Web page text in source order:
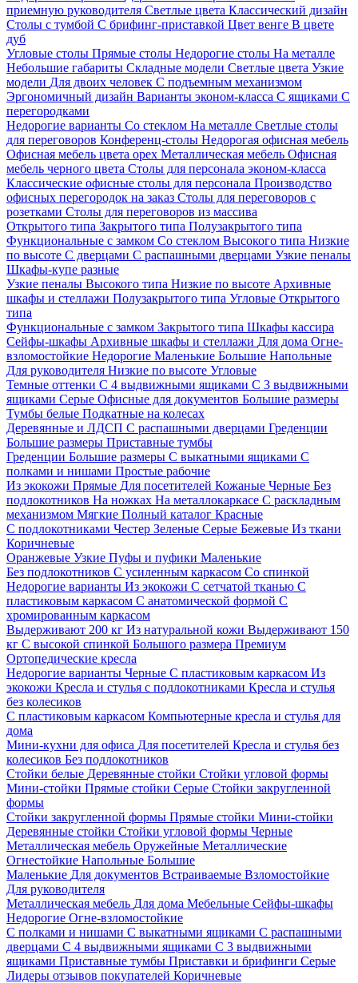
приемную руководителя Светлые цвета Классический дизайн
Столы с тумбой С брифинг-приставкой Цвет венге В цвете
дуб
Угловые столы Прямые столы Недорогие столы На металле
Небольшие габариты Складные модели Светлые цвета Узкие
модели Для двоих человек С подъемным механизмом
Эргономичный дизайн Варианты эконом-класса С ящиками С
перегородками
Недорогие варианты Со стеклом На металле Светлые столы
для переговоров Конференц-столы Недорогая офисная мебель
Офисная мебель цвета орех Металлическая мебель Офисная
мебель черного цвета Столы для персонала эконом-класса
Классические офисные столы для персонала Производство
офисных перегородок на заказ Столы для переговоров с
розетками Столы для переговоров из массива
Открытого типа Закрытого типа Полузакрытого типа
Функциональные с замком Со стеклом Высокого типа Низкие
по высоте С дверцами С распашными дверцами Узкие пеналы
Шкафы-купе разные
Узкие пеналы Высокого типа Низкие по высоте Архивные
шкафы и стеллажи Полузакрытого типа Угловые Открытого
типа
Функциональные с замком Закрытого типа Шкафы кассира
Сейфы-шкафы Архивные шкафы и стеллажи Для дома Огне-
взломостойкие Недорогие Маленькие Большие Напольные
Для руководителя Низкие по высоте Угловые
Темные оттенки С 4 выдвижными ящиками С 3 выдвижными
ящиками Серые Офисные для документов Большие размеры
Тумбы белые Подкатные на колесах
Деревянные и ЛДСП С распашными дверцами Греденции
Большие размеры Приставные тумбы
Греденции Большие размеры С выкатными ящиками С
полками и нишами Простые рабочие
Из экокожи Прямые Для посетителей Кожаные Черные Без
подлокотников На ножках На металлокаркасе С раскладным
механизмом Мягкие Полный каталог Красные
С подлокотниками Честер Зеленые Серые Бежевые Из ткани
Коричневые
Оранжевые Узкие Пуфы и пуфики Маленькие
Без подлокотников С усиленным каркасом Со спинкой
Недорогие варианты Из экокожи С сетчатой тканью С
пластиковым каркасом С анатомической формой С
хромированным каркасом
Выдерживают 200 кг Из натуральной кожи Выдерживают 150
кг С высокой спинкой Большого размера Премиум
Ортопедические кресла
Недорогие варианты Черные С пластиковым каркасом Из
экокожи Кресла и стулья с подлокотниками Кресла и стулья
без колесиков
С пластиковым каркасом Компьютерные кресла и стулья для
дома
Мини-кухни для офиса Для посетителей Кресла и стулья без
колесиков Без подлокотников
Стойки белые Деревянные стойки Стойки угловой формы
Мини-стойки Прямые стойки Серые Стойки закругленной
формы
Стойки закругленной формы Прямые стойки Мини-стойки
Деревянные стойки Стойки угловой формы Черные
Металлическая мебель Оружейные Металлические
Огнестойкие Напольные Большие
Маленькие Для документов Встраиваемые Взломостойкие
Для руководителя
Металлическая мебель Для дома Мебельные Сейфы-шкафы
Недорогие Огне-взломостойкие
С полками и нишами С выкатными ящиками С распашными
дверцами С 4 выдвижными ящиками С 3 выдвижными
ящиками Приставные тумбы Приставки и брифинги Серые
Лидеры отзывов покупателей Коричневые